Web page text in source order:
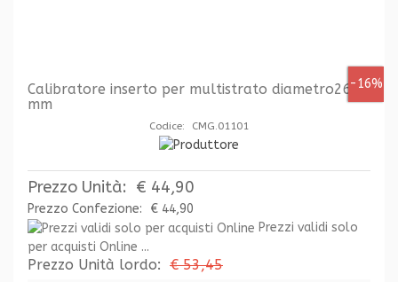
-16%
Calibratore inserto per multistrato diametro26x3
mm
Codice: CMG.01101
Prezzo Unità: € 44,90
Prezzo Confezione:
€ 44,90
Prezzi validi solo
per acquisti Online ...
Prezzo Unità lordo: € 53,45